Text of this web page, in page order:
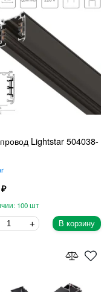
Lightstar 504038-
100
В корзину